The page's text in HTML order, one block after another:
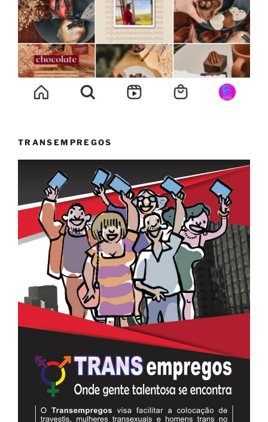
TRANSEMPREGOS